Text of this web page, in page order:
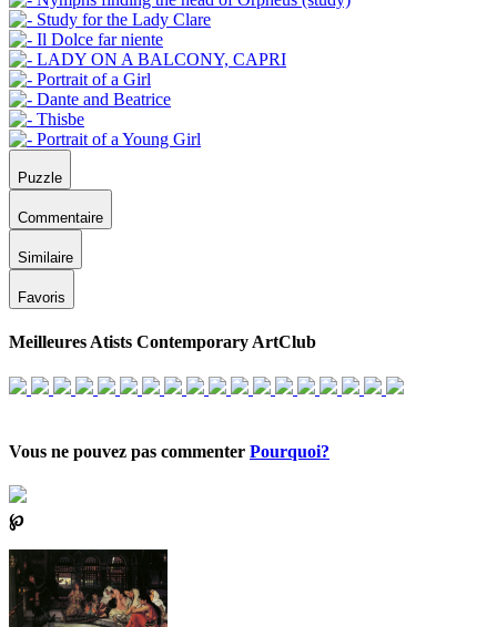
Puzzle
Commentaire
Similaire
Favoris
Meilleures Atists Contemporary ArtClub
Vous ne pouvez pas commenter Pourquoi?
℘